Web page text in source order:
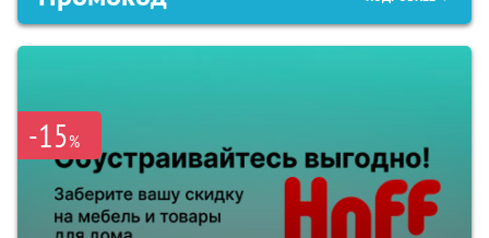
-15%